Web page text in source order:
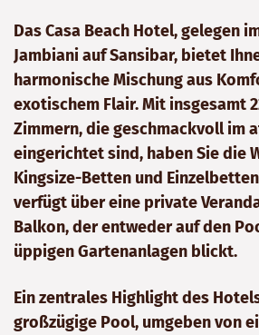
Das Casa Beach Hotel, gelegen
Jambiani auf Sansibar, bietet
harmonische Mischung aus
exotischem Flair. Mit insgesamt
Zimmern, die geschmackvoll im
eingerichtet sind, haben Sie die
Kingsize-Betten und
verfügt über eine private
Balkon, der entweder auf den
üppigen Gartenanlagen blickt.
Ein zentrales Highlight des
großzügige Pool, umgeben von